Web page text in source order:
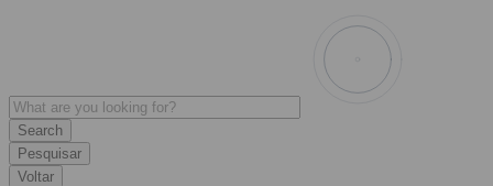
Pesquisar
Voltar